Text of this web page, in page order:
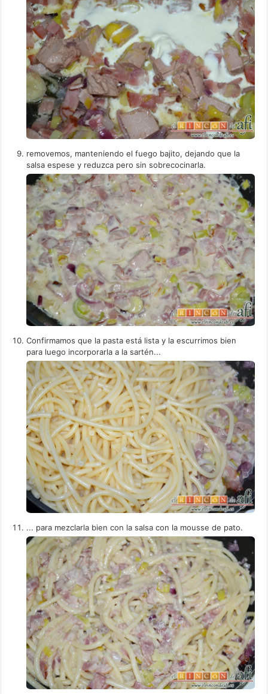
removemos, manteniendo el fuego bajito, dejando que la
salsa espese y reduzca pero sin sobrecocinarla.
Confirmamos que la pasta está lista y la escurrimos bien
para luego incorporarla a la sartén...
... para mezclarla bien con la salsa con la mousse de pato.